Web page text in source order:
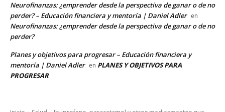
Neurofinanzas: ¿emprender desde la perspectiva de ganar o de no
perder? – Educación financiera y mentoría | Daniel Adler en
Neurofinanzas: ¿emprender desde la perspectiva de ganar o de no
perder?
Planes y objetivos para progresar – Educación financiera y
mentoría | Daniel Adler en PLANES Y OBJETIVOS PARA
PROGRESAR